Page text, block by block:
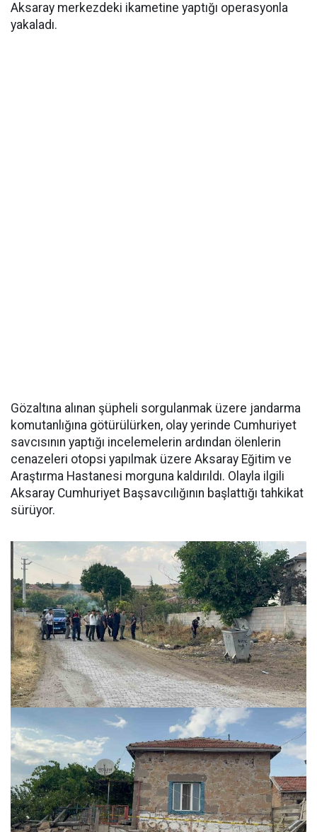
Aksaray merkezdeki ikametine yaptığı operasyonla
yakaladı.
Gözaltına alınan şüpheli sorgulanmak üzere jandarma
komutanlığına götürülürken, olay yerinde Cumhuriyet
savcısının yaptığı incelemelerin ardından ölenlerin
cenazeleri otopsi yapılmak üzere Aksaray Eğitim ve
Araştırma Hastanesi morguna kaldırıldı. Olayla ilgili
Aksaray Cumhuriyet Başsavcılığının başlattığı tahkikat
sürüyor.